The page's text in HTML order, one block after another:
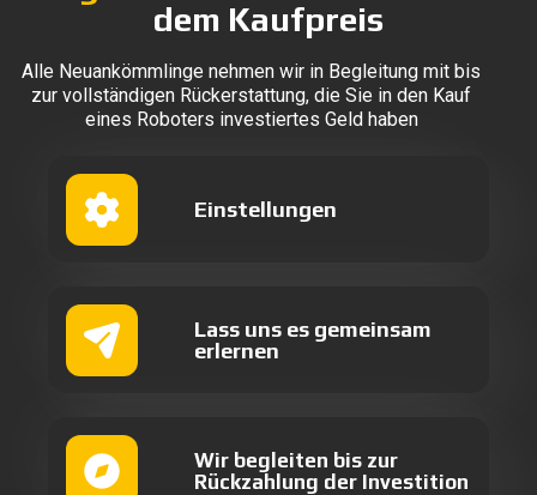
dem Kaufpreis
Alle Neuankömmlinge nehmen wir in Begleitung mit bis
zur vollständigen Rückerstattung, die Sie in den Kauf
eines Roboters investiertes Geld haben
Einstellungen
Lass uns es gemeinsam
erlernen
Wir begleiten bis zur
Rückzahlung der Investition